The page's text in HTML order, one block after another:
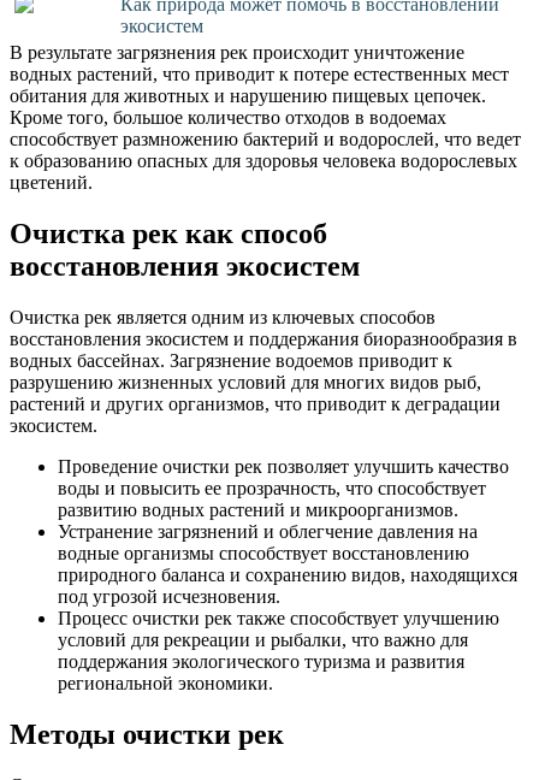
Как природа может помочь в восстановлении
экосистем
В результате загрязнения рек происходит уничтожение
водных растений, что приводит к потере естественных мест
обитания для животных и нарушению пищевых цепочек.
Кроме того, большое количество отходов в водоемах
способствует размножению бактерий и водорослей, что ведет
к образованию опасных для здоровья человека водорослевых
цветений.
Очистка рек как способ
восстановления экосистем
Очистка рек является одним из ключевых способов
восстановления экосистем и поддержания биоразнообразия в
водных бассейнах. Загрязнение водоемов приводит к
разрушению жизненных условий для многих видов рыб,
растений и других организмов, что приводит к деградации
экосистем.
Проведение очистки рек позволяет улучшить качество
воды и повысить ее прозрачность, что способствует
развитию водных растений и микроорганизмов.
Устранение загрязнений и облегчение давления на
водные организмы способствует восстановлению
природного баланса и сохранению видов, находящихся
под угрозой исчезновения.
Процесс очистки рек также способствует улучшению
условий для рекреации и рыбалки, что важно для
поддержания экологического туризма и развития
региональной экономики.
Методы очистки рек